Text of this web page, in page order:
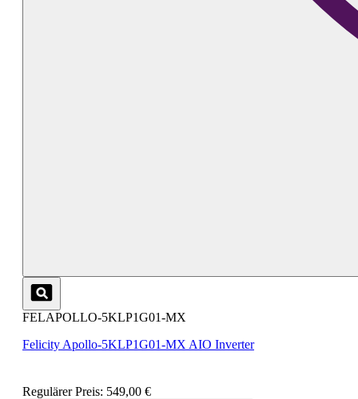
FELAPOLLO-5KLP1G01-MX
Felicity Apollo-5KLP1G01-MX AIO Inverter
Regulärer Preis: 549,00 €